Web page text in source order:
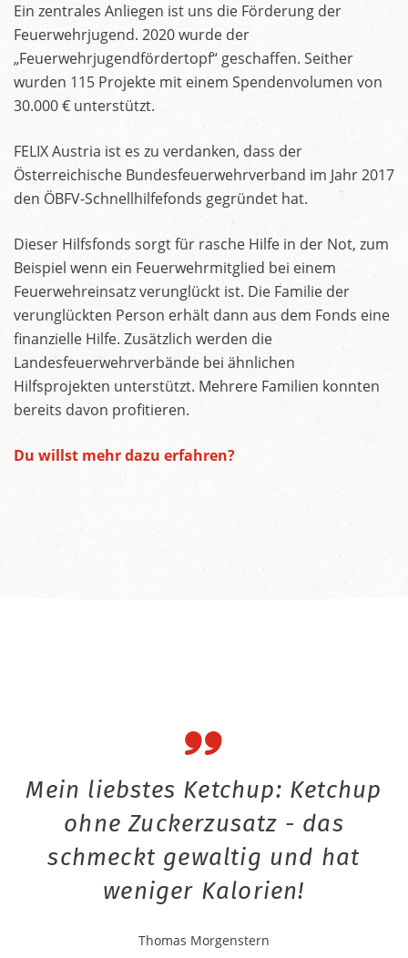
Ein zentrales Anliegen ist uns die Förderung der
Feuerwehrjugend. 2020 wurde der
„Feuerwehrjugendfördertopf“ geschaffen. Seither
wurden 115 Projekte mit einem Spendenvolumen von
30.000 € unterstützt.
FELIX Austria ist es zu verdanken, dass der
Österreichische Bundesfeuerwehrverband im Jahr 2017
den ÖBFV-Schnellhilfefonds gegründet hat.
Dieser Hilfsfonds sorgt für rasche Hilfe in der Not, zum
Beispiel wenn ein Feuerwehrmitglied bei einem
Feuerwehreinsatz verunglückt ist. Die Familie der
verunglückten Person erhält dann aus dem Fonds eine
finanzielle Hilfe. Zusätzlich werden die
Landesfeuerwehrverbände bei ähnlichen
Hilfsprojekten unterstützt. Mehrere Familien konnten
bereits davon profitieren.
Du willst mehr dazu erfahren?
Mein liebstes Ketchup: Ketchup
ohne Zuckerzusatz - das
schmeckt gewaltig und hat
weniger Kalorien!
Thomas Morgenstern